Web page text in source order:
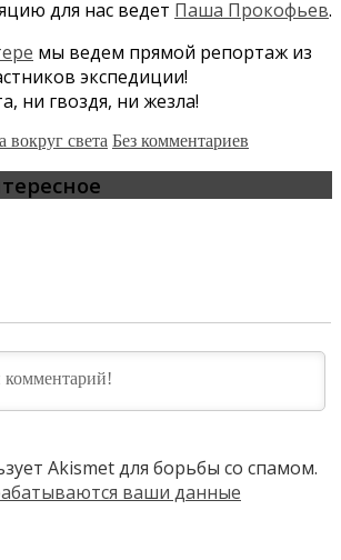
для нас ведет Паша Прокофьев.
мы ведем прямой репортаж из
экспедиции!
ни гвоздя, ни жезла!
вокруг света Без комментариев
Akismet для борьбы со спамом.
ваши данные